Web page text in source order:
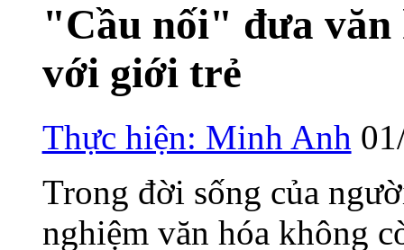
"Cầu nối" đưa văn
với giới trẻ
Thực hiện: Minh Anh
Trong đời sống của
nghiệm văn hóa không